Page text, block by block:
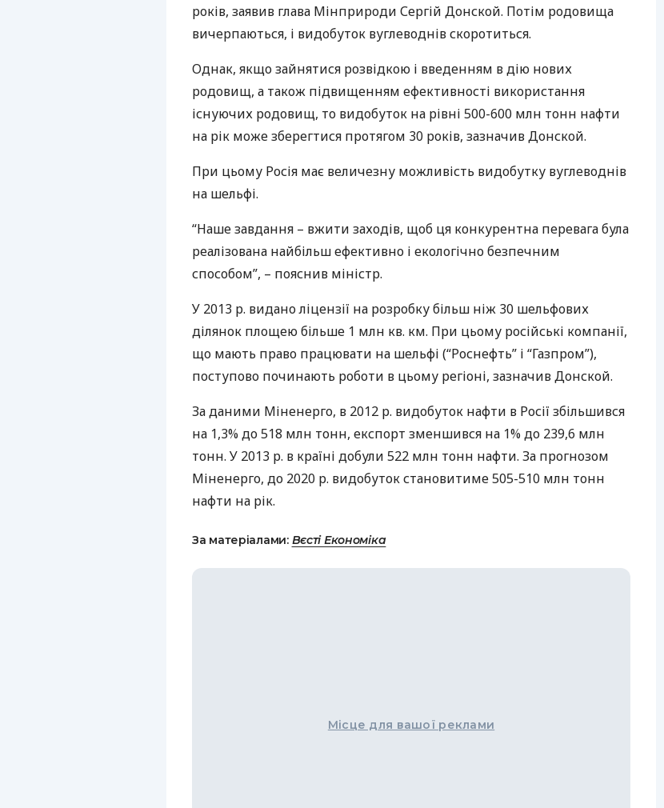
ЩОМІСЯЧНИЙ ОГЛЯД
КЕШБЕКУ
ПУТІВНИКИ ПО
БАНКІВСЬКИХ КАРТКАХ
років, заявив глава Мінприроди Сергій Донской. Потім родовища
вичерпаються, і видобуток вуглеводнів скоротиться.
Однак, якщо зайнятися розвідкою і введенням в дію нових
родовищ, а також підвищенням ефективності використання
існуючих родовищ, то видобуток на рівні 500-600 млн тонн нафти
на рік може зберегтися протягом 30 років, зазначив Донской.
При цьому Росія має величезну можливість видобутку вуглеводнів
на шельфі.
“Наше завдання – вжити заходів, щоб ця конкурентна перевага була
реалізована найбільш ефективно і екологічно безпечним
способом”, – пояснив міністр.
У 2013 р. видано ліцензії на розробку більш ніж 30 шельфових
ділянок площею більше 1 млн кв. км. При цьому російські компанії,
що мають право працювати на шельфі (“Роснефть” і “Газпром”),
поступово починають роботи в цьому регіоні, зазначив Донской.
За даними Міненерго, в 2012 р. видобуток нафти в Росії збільшився
на 1,3% до 518 млн тонн, експорт зменшився на 1% до 239,6 млн
тонн. У 2013 р. в країні добули 522 млн тонн нафти. За прогнозом
Міненерго, до 2020 р. видобуток становитиме 505-510 млн тонн
нафти на рік.
За матеріалами: Вєсті Економіка
Місце для вашої реклами